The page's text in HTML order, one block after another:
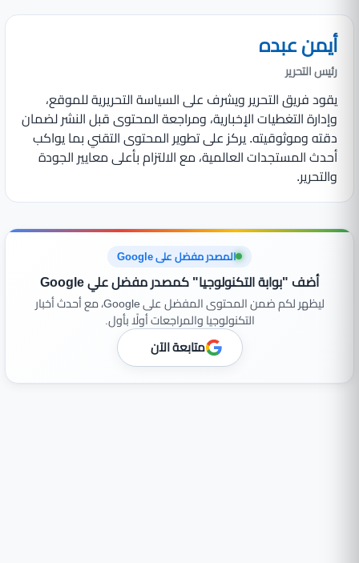
أيمن عبده
رئيس التحرير
يقود فريق التحرير ويشرف على السياسة التحريرية للموقع،
وإدارة التغطيات الإخبارية، ومراجعة المحتوى قبل النشر لضمان
دقته وموثوقيته. يركز على تطوير المحتوى التقني بما يواكب
أحدث المستجدات العالمية، مع الالتزام بأعلى معايير الجودة
والتحرير.
المصدر مفضل على Google
أضف "بوابة التكنولوجيا" كمصدر مفضل علي Google
ليظهر لكم ضمن المحتوى المفضل على Google، مع أحدث أخبار
التكنولوجيا والمراجعات أولًا بأول.
متابعة الآن